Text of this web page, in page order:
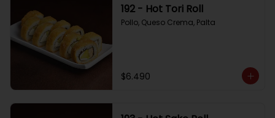
192 - Hot Tori Roll
Pollo, Queso Crema, Palta
$6.490